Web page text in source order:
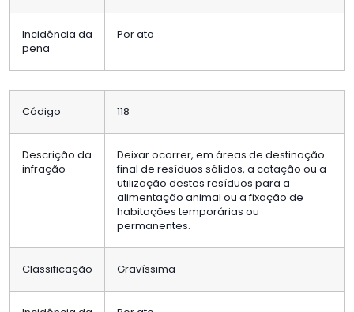
Incidência da
pena
Por ato
Código 118
Descrição da
infração
Deixar ocorrer, em áreas de destinação
final de resíduos sólidos, a catação ou a
utilização destes resíduos para a
alimentação animal ou a fixação de
habitações temporárias ou
permanentes.
Classificação Gravíssima